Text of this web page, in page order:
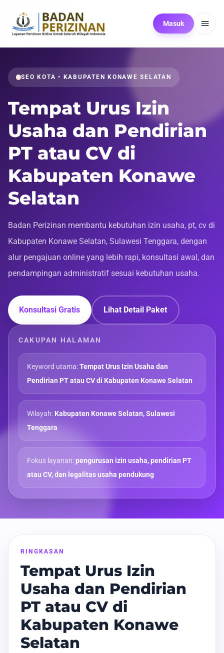
Masuk
SEO KOTA • KABUPATEN KONAWE SELATAN
Tempat Urus Izin
Usaha dan Pendirian
PT atau CV di
Kabupaten Konawe
Selatan
Badan Perizinan membantu kebutuhan izin usaha, pt, cv di
Kabupaten Konawe Selatan, Sulawesi Tenggara, dengan
alur pengajuan online yang lebih rapi, konsultasi awal, dan
pendampingan administratif sesuai kebutuhan usaha.
Konsultasi Gratis Lihat Detail Paket
CAKUPAN HALAMAN
Keyword utama:Tempat Urus Izin Usaha dan
Pendirian PT atau CV di Kabupaten Konawe Selatan
Wilayah: Kabupaten Konawe Selatan, Sulawesi
Tenggara
Fokus layanan:pengurusan izin usaha, pendirian PT
atau CV, dan legalitas usaha pendukung
RINGKASAN
Tempat Urus Izin
Usaha dan Pendirian
PT atau CV di
Kabupaten Konawe
Selatan